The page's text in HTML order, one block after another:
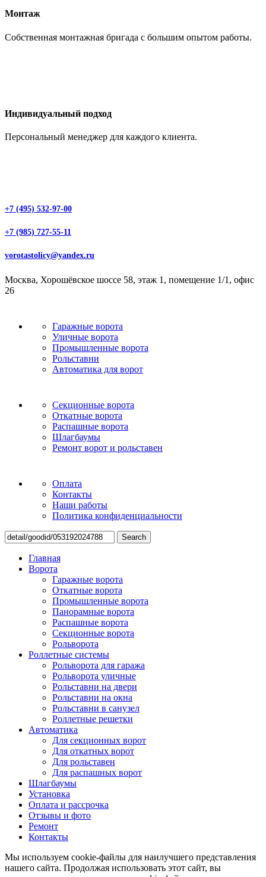
Монтаж
Собственная монтажная бригада с большим опытом работы.
Индивидуальный подход
Персональный менеджер для каждого клиента.
+7 (495) 532-97-00
+7 (985) 727-55-11
vorotastolicy@yandex.ru
Москва, Хорошёвское шоссе 58, этаж 1, помещение 1/1, офис
26
Гаражные ворота
Уличные ворота
Промышленные ворота
Рольставни
Автоматика для ворот
Секционные ворота
Откатные ворота
Распашные ворота
Шлагбаумы
Ремонт ворот и рольставен
Оплата
Контакты
Наши работы
Политика конфиденциальности
Search
Главная
Ворота
Гаражные ворота
Откатные ворота
Промышленные ворота
Панорамные ворота
Распашные ворота
Секционные ворота
Рольворота
Роллетные системы
Рольворота для гаража
Рольворота уличные
Рольставни на двери
Рольставни на окна
Рольставни в санузел
Роллетные решетки
Автоматика
Для секционных ворот
Для откатных ворот
Для рольставен
Для распашных ворот
Шлагбаумы
Установка
Оплата и рассрочка
Отзывы и фото
Ремонт
Контакты
Мы используем cookie-файлы для наилучшего представления
нашего сайта. Продолжая использовать этот сайт, вы